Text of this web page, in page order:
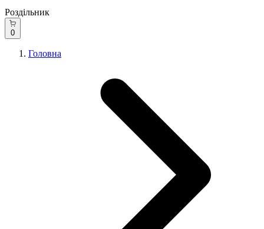
Роздільник
0
Головна